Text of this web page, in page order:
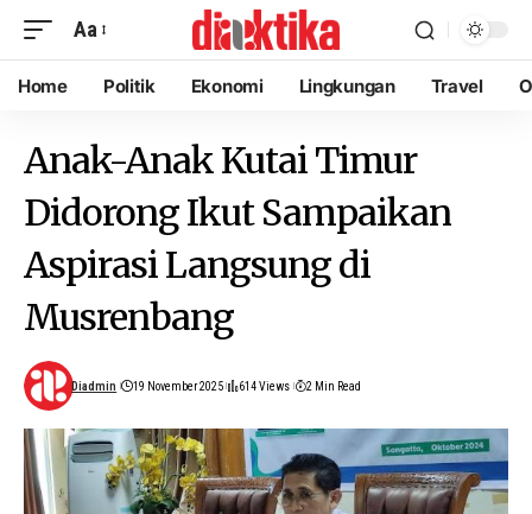
Aa
Home Politik Ekonomi Lingkungan Travel
Anak-Anak Kutai Timur
Didorong Ikut Sampaikan
Aspirasi Langsung di
Musrenbang
Diadmin 19 November 2025 614 Views 2 Min Read